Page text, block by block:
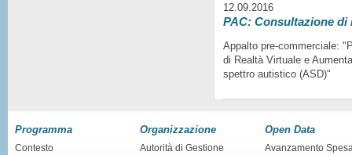
12.09.2016
PAC: Consultazione di
Appalto pre-commerciale:
di Realtà Virtuale e
spettro autistico (ASD)"
Programma
Contesto
Organizzazione
Autorità di Gestione
Open Data
Avanzamento